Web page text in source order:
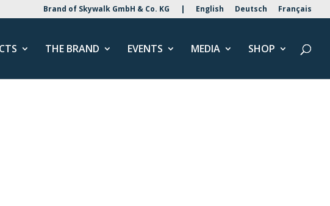
Brand of Skywalk GmbH & Co. KG | English Deutsch Français
THE BRAND EVENTS MEDIA SHOP